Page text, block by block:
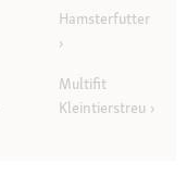
Hamsterfutter
Multifit
Kleintierstreu